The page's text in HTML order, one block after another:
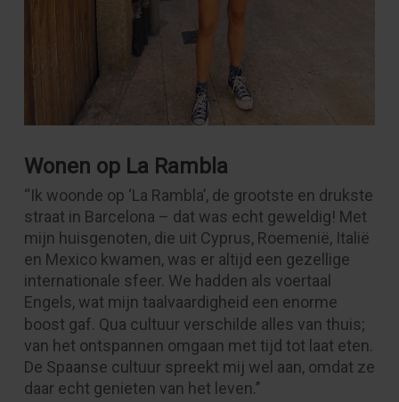
Wonen op La Rambla
“Ik woonde op ‘La Rambla’, de grootste en drukste
straat in Barcelona – dat was echt geweldig! Met
mijn huisgenoten, die uit Cyprus, Roemenië, Italië
en Mexico kwamen, was er altijd een gezellige
internationale sfeer. We hadden als voertaal
Engels, wat mijn taalvaardigheid een enorme
boost gaf. Qua cultuur verschilde alles van thuis;
van het ontspannen omgaan met tijd tot laat eten.
De Spaanse cultuur spreekt mij wel aan, omdat ze
daar echt genieten van het leven.’’